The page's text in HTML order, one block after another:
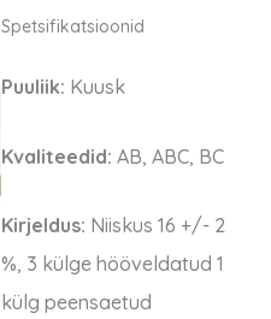
Spetsifikatsioonid
Puuliik: Kuusk
Kvaliteedid: AB, ABC, BC
Kirjeldus: Niiskus 16 +/- 2
%, 3 külge hööveldatud 1
külg peensaetud